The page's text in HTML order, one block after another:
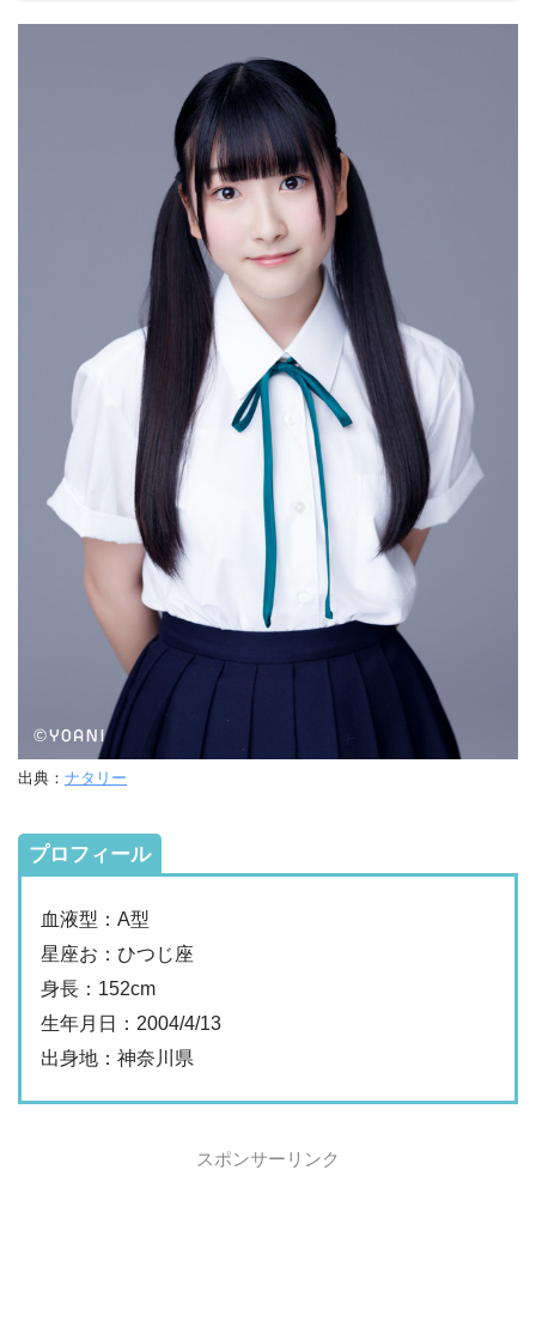
出典： ナタリー
プロフィール
血液型：A型
星座お：ひつじ座
身長：152cm
生年月日：2004/4/13
出身地：神奈川県
スポンサーリンク